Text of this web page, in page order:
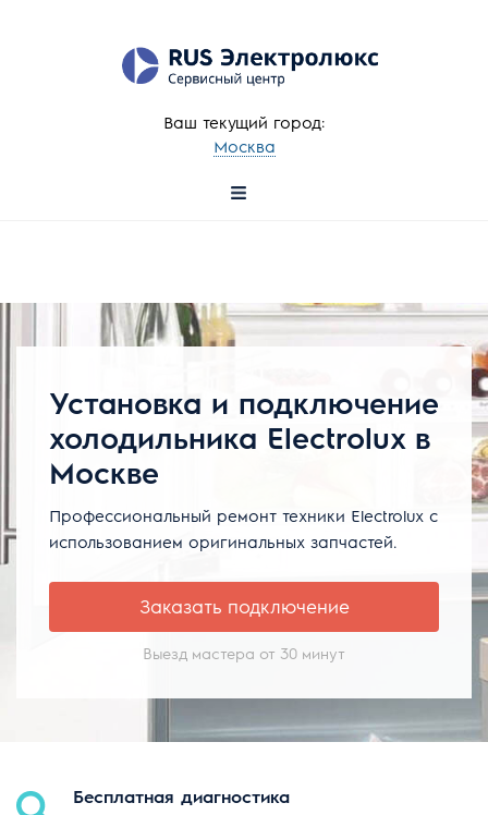
Ваш текущий город:
Москва
+7 (495) 137-78-57
Установка и подключение
холодильника Electrolux в
Москве
Профессиональный ремонт техники Electrolux с
использованием оригинальных запчастей.
Заказать подключение
Выезд мастера от 30 минут
Бесплатная диагностика